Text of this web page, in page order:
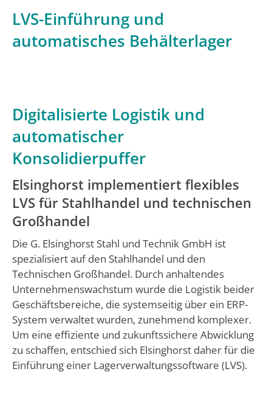
LVS-Einführung und
automatisches Behälterlager
Digitalisierte Logistik und
automatischer
Konsolidierpuffer
Elsinghorst implementiert flexibles
LVS für Stahlhandel und technischen
Großhandel
Die G. Elsinghorst Stahl und Technik GmbH ist
spezialisiert auf den Stahlhandel und den
Technischen Großhandel. Durch anhaltendes
Unternehmenswachstum wurde die Logistik beider
Geschäftsbereiche, die systemseitig über ein ERP-
System verwaltet wurden, zunehmend komplexer.
Um eine effiziente und zukunftssichere Abwicklung
zu schaffen, entschied sich Elsinghorst daher für die
Einführung einer Lagerverwaltungssoftware (LVS).